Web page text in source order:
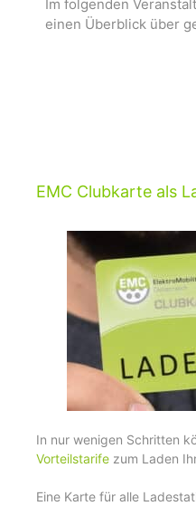
Im folgenden
einen Überblick über
EMC Clubkarte als
In nur wenigen Schritten
Vorteilstarife zum Laden
Eine Karte für alle